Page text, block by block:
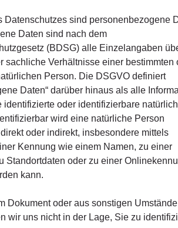
Datenschutzes sind personenbezogene
Daten sind nach dem
(BDSG) alle Einzelangaben
sachliche Verhältnisse einer bestimmten
Person. Die DSGVO definiert
Daten“ darüber hinaus als alle
identifizierte oder identifizierbare
wird eine natürliche Person
oder indirekt, insbesondere mittels
Kennung wie einem Namen, zu einer
Standortdaten oder zu einer
kann.
Dokument oder aus sonstigen
wir uns nicht in der Lage, Sie zu